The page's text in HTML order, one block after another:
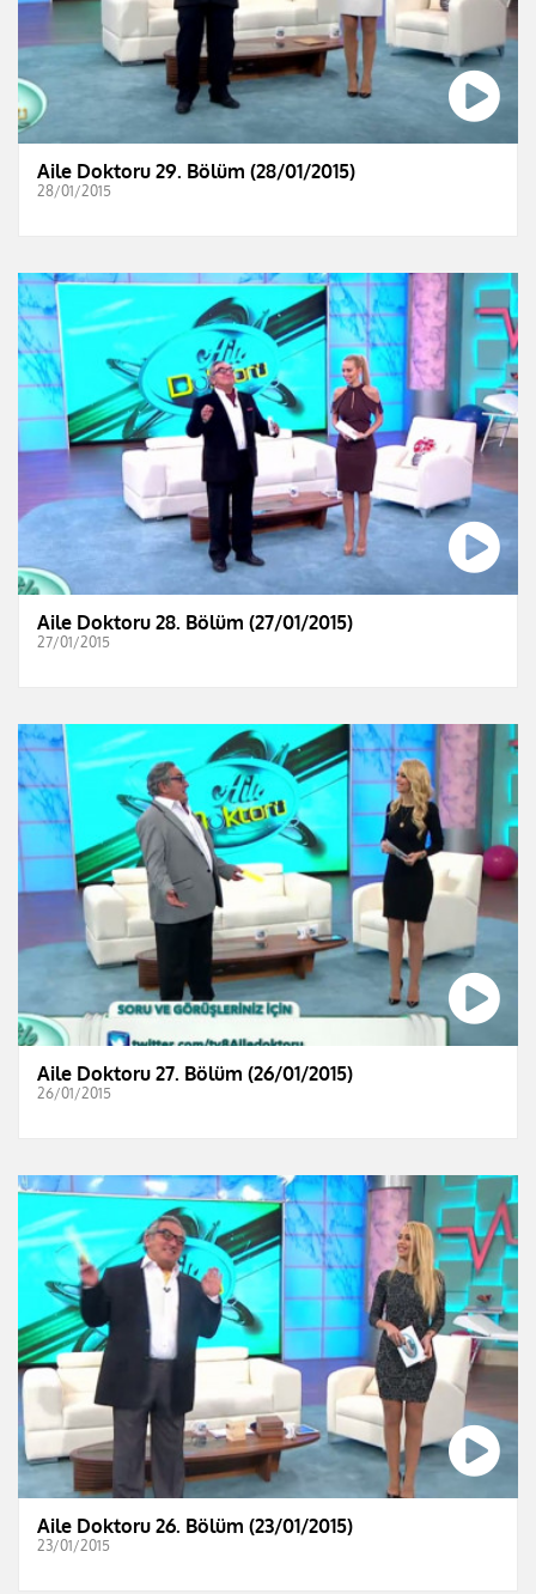
Aile Doktoru 29. Bölüm (28/01/2015)
28/01/2015
Aile Doktoru 28. Bölüm (27/01/2015)
27/01/2015
Aile Doktoru 27. Bölüm (26/01/2015)
26/01/2015
Aile Doktoru 26. Bölüm (23/01/2015)
23/01/2015